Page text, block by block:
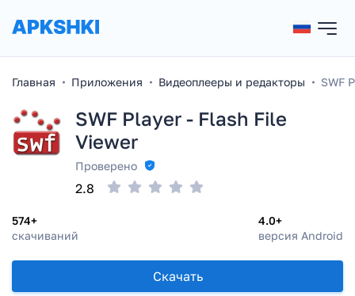
Главная Приложения Видеоплееры и редакторы SWF
SWF Player - Flash File
Viewer
Проверено
574+
скачиваний
4.0+
версия Android
2.8
Скачать